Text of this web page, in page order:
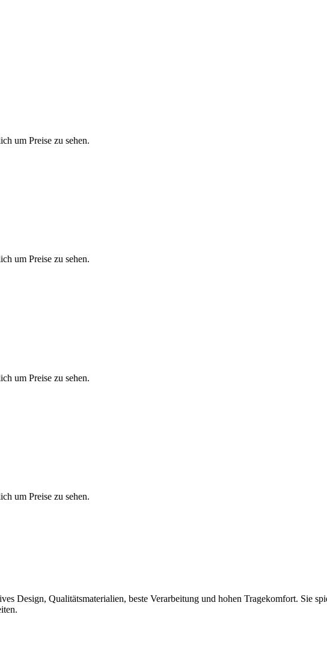
um Preise zu sehen.
um Preise zu sehen.
um Preise zu sehen.
um Preise zu sehen.
Design, Qualitätsmaterialien, beste Verarbeitung und hohen Tragekomfort. Sie